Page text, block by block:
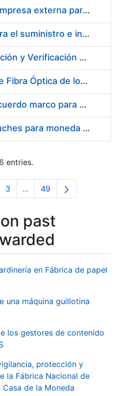
Servicios de una empresa externa para el asesoramiento y resolución de los recursos de alzada que se presentan relacionados con procesos de selección para la FNMT-RCM
Acuerdo marco para el suministro e instalación de persianas, estores y otros complementos
Servicio de Calibración y Verificación Externa de los Equipos de Medición del Servicio de Prevención de la FNMT-RCM
Conexión mediante Fibra Óptica de los Centros de Proceso de Datos (CPDs) de las sedes de la FNMT-RCM de Burgos y Madrid
Contratación de acuerdo marco para el Suministro de Material de Electricidad para la Fábrica Nacional de Moneda y Timbre-Real Casa de la Moneda en su centro de trabajo de Burgos
Suministro de estuches para moneda de 30 €
entries.
Page
3 ...Intermediate Pages Use
Page
49
past
en Fábrica de papel
una máquina guillotina
los gestores de contenido
protección y
la Fábrica Nacional de
de la Moneda